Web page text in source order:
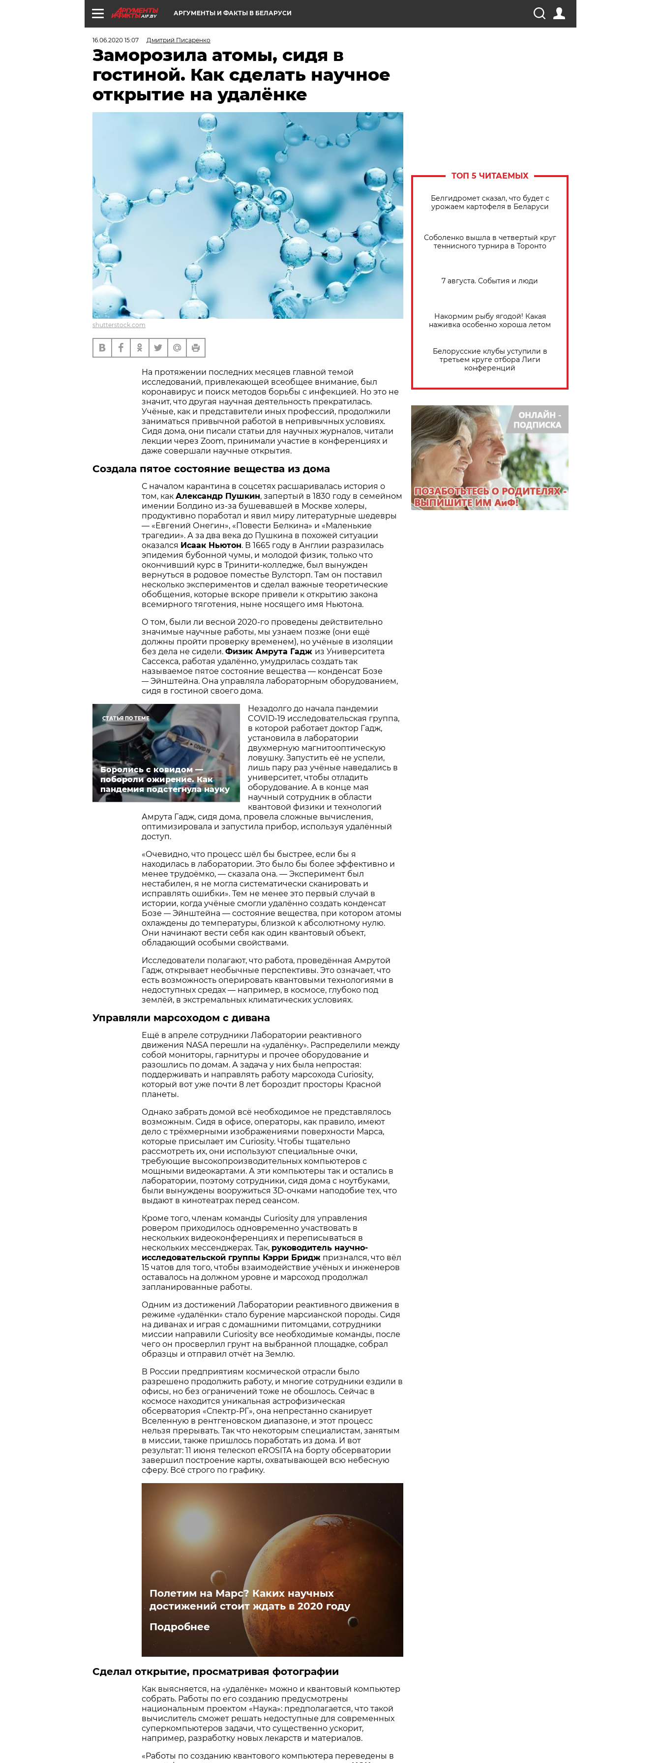
AIF.BY АРГУМЕНТЫ И ФАКТЫ В БЕЛАРУСИ
16.06.2020 15:07 Дмитрий Писаренко
Заморозила атомы, сидя в
гостиной. Как сделать научное
открытие на удалёнке
shutterstock.com
На протяжении последних месяцев главной темой
исследований, привлекающей всеобщее внимание, был
коронавирус и поиск методов борьбы с инфекцией. Но это не
значит, что другая научная деятельность прекратилась.
Учёные, как и представители иных профессий, продолжили
заниматься привычной работой в непривычных условиях.
Сидя дома, они писали статьи для научных журналов, читали
лекции через Zoom, принимали участие в конференциях и
даже совершали научные открытия.
Создала пятое состояние вещества из дома
С началом карантина в соцсетях расшаривалась история о
том, как Александр Пушкин, запертый в 1830 году в семейном
имении Болдино из-за бушевавшей в Москве холеры,
продуктивно поработал и явил миру литературные шедевры
— «Евгений Онегин», «Повести Белкина» и «Маленькие
трагедии». А за два века до Пушкина в похожей ситуации
оказался Исаак Ньютон. В 1665 году в Англии разразилась
эпидемия бубонной чумы, и молодой физик, только что
окончивший курс в Тринити-колледже, был вынужден
вернуться в родовое поместье Вулсторп. Там он поставил
несколько экспериментов и сделал важные теоретические
обобщения, которые вскоре привели к открытию закона
всемирного тяготения, ныне носящего имя Ньютона.
О том, были ли весной 2020-го проведены действительно
значимые научные работы, мы узнаем позже (они ещё
должны пройти проверку временем), но учёные в изоляции
без дела не сидели. Физик Амрута Гадж из Университета
Сассекса, работая удалённо, умудрилась создать так
называемое пятое состояние вещества — конденсат Бозе
— Эйнштейна. Она управляла лабораторным оборудованием,
сидя в гостиной своего дома.
СТАТЬЯ ПО ТЕМЕ
Боролись с ковидом —
побороли ожирение. Как
пандемия подстегнула науку
Незадолго до начала пандемии
COVID-19 исследовательская группа,
в которой работает доктор Гадж,
установила в лаборатории
двухмерную магнитооптическую
ловушку. Запустить её не успели,
лишь пару раз учёные наведались в
университет, чтобы отладить
оборудование. А в конце мая
научный сотрудник в области
квантовой физики и технологий
Амрута Гадж, сидя дома, провела сложные вычисления,
оптимизировала и запустила прибор, используя удалённый
доступ.
«Очевидно, что процесс шёл бы быстрее, если бы я
находилась в лаборатории. Это было бы более эффективно и
менее трудоёмко, — сказала она. — Эксперимент был
нестабилен, я не могла систематически сканировать и
исправлять ошибки». Тем не менее это первый случай в
истории, когда учёные смогли удалённо создать конденсат
Бозе — Эйнштейна — состояние вещества, при котором атомы
охлаждены до температуры, близкой к абсолютному нулю.
Они начинают вести себя как один квантовый объект,
обладающий особыми свойствами.
Исследователи полагают, что работа, проведённая Амрутой
Гадж, открывает необычные перспективы. Это означает, что
есть возможность оперировать квантовыми технологиями в
недоступных средах — например, в космосе, глубоко под
землёй, в экстремальных климатических условиях.
Управляли марсоходом с дивана
Ещё в апреле сотрудники Лаборатории реактивного
движения NASA перешли на «удалёнку». Распределили между
собой мониторы, гарнитуры и прочее оборудование и
разошлись по домам. А задача у них была непростая:
поддерживать и направлять работу марсохода Curiosity,
который вот уже почти 8 лет бороздит просторы Красной
планеты.
Однако забрать домой всё необходимое не представлялось
возможным. Сидя в офисе, операторы, как правило, имеют
дело с трёхмерными изображениями поверхности Марса,
которые присылает им Curiosity. Чтобы тщательно
рассмотреть их, они используют специальные очки,
требующие высокопроизводительных компьютеров с
мощными видеокартами. А эти компьютеры так и остались в
лаборатории, поэтому сотрудники, сидя дома с ноутбуками,
были вынуждены вооружиться 3D-очками наподобие тех, что
выдают в кинотеатрах перед сеансом.
Кроме того, членам команды Curiosity для управления
ровером приходилось одновременно участвовать в
нескольких видеоконференциях и переписываться в
нескольких мессенджерах. Так, руководитель научно-
исследовательской группы Кэрри Бридж признался, что вёл
15 чатов для того, чтобы взаимодействие учёных и инженеров
оставалось на должном уровне и марсоход продолжал
запланированные работы.
Одним из достижений Лаборатории реактивного движения в
режиме «удалёнки» стало бурение марсианской породы. Сидя
на диванах и играя с домашними питомцами, сотрудники
миссии направили Curiosity все необходимые команды, после
чего он просверлил грунт на выбранной площадке, собрал
образцы и отправил отчёт на Землю.
В России предприятиям космической отрасли было
разрешено продолжить работу, и многие сотрудники ездили в
офисы, но без ограничений тоже не обошлось. Сейчас в
космосе находится уникальная астрофизическая
обсерватория «Спектр-РГ», она непрестанно сканирует
Вселенную в рентгеновском диапазоне, и этот процесс
нельзя прерывать. Так что некоторым специалистам, занятым
в миссии, также пришлось поработать из дома. И вот
результат: 11 июня телескоп eROSITA на борту обсерватории
завершил построение карты, охватывающей всю небесную
сферу. Всё строго по графику.
Полетим на Марс? Каких научных
достижений стоит ждать в 2020 году
Подробнее
Сделал открытие, просматривая фотографии
Как выясняется, на «удалёнке» можно и квантовый компьютер
собрать. Работы по его созданию предусмотрены
национальным проектом «Наука»: предполагается, что такой
вычислитель сможет решать недоступные для современных
суперкомпьютеров задачи, что существенно ускорит,
например, разработку новых лекарств и материалов.
«Работы по созданию квантового компьютера переведены в
ТОП 5 ЧИТАЕМЫХ
Белгидромет сказал, что будет с
урожаем картофеля в Беларуси
Соболенко вышла в четвертый круг
теннисного турнира в Торонто
7 августа. События и люди
Накормим рыбу ягодой! Какая
наживка особенно хороша летом
Белорусские клубы уступили в
третьем круге отбора Лиги
конференций